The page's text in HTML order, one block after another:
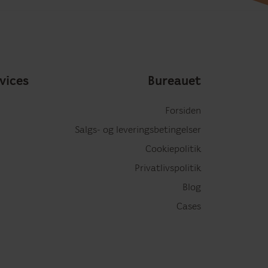
Bureauet
Forsiden
Salgs- og leveringsbetingelser
Cookiepolitik
Privatlivspolitik
Blog
Cases